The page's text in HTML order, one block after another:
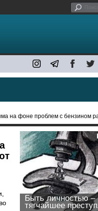
фоне проблем с бензином
Быть личностью –
тягчайшее